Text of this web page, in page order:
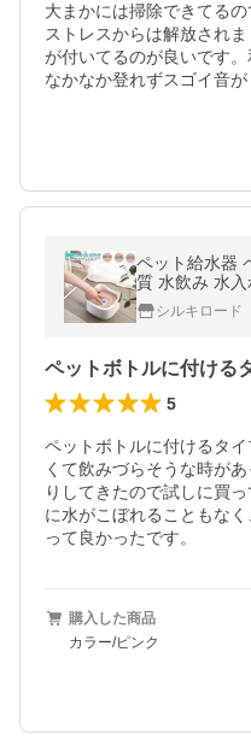
大まかには掃除できてる
ストレスからは解放され
が付いてるのが良いです。
なかなか登れずスゴイ音が
ペット給水器
質 水飲み 水入
ぼれ防止 溢れ・
ペット用品
シルキロード
5
ペットボトルに付けるタ
くて飲みづらそうな時が
りしてきたので試しに買
に水がこぼれることもな
って良かったです。
購入した商品
カラー/ピンク